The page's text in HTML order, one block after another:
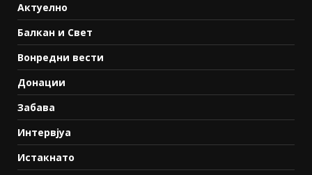
Актуелно
Балкан и Свет
Вонредни вести
Донации
Забава
Интервјуа
Истакнато